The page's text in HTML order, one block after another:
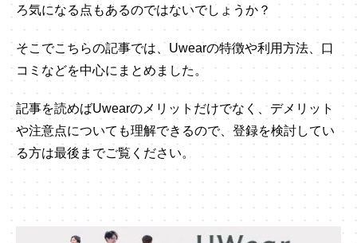
ろ気になる点もあるのではないでしょうか？
そこでこちらの記事では、Uwearの特徴や利用方法、口
コミなどを中心にまとめました。
記事を読めばUwearのメリットだけでなく、デメリット
や注意点についても理解できるので、登録を検討してい
る方は最後までご覧ください。